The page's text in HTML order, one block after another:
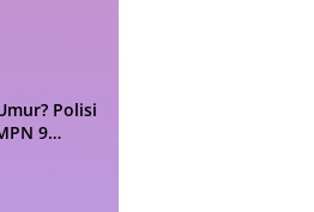
Polisi
9
ke